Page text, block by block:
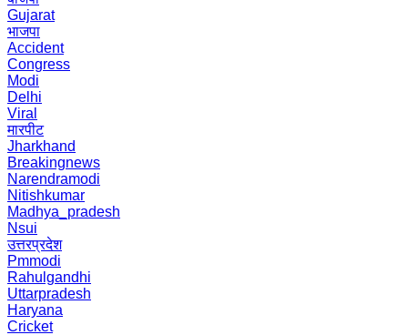
Gujarat
भाजपा
Accident
Congress
Modi
Delhi
Viral
मारपीट
Jharkhand
Breakingnews
Narendramodi
Nitishkumar
Madhya_pradesh
Nsui
उत्तरप्रदेश
Pmmodi
Rahulgandhi
Uttarpradesh
Haryana
Cricket